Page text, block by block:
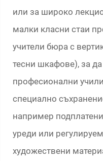
или за широко
малки класни стаи
учители бюра с
тесни шкафове), за
професионални
специално
например
уреди или
художествени